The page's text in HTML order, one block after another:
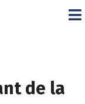
de la